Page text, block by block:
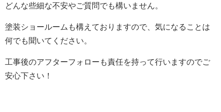
どんな些細な不安やご質問でも構いません。
塗装ショールームも構えておりますので、気になることは
何でも聞いてください。
工事後のアフターフォローも責任を持って行いますのでご
安心下さい！